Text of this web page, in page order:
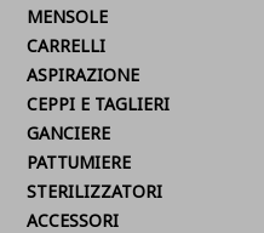
MENSOLE
CARRELLI
ASPIRAZIONE
CEPPI E TAGLIERI
GANCIERE
PATTUMIERE
STERILIZZATORI
ACCESSORI